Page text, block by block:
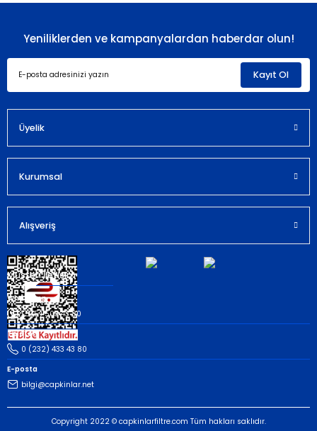
Ürün resmi kalitesiz, bozuk veya görüntülenemiyor.
Bu ürüne benzer farklı alternatifler olmalı.
Yeniliklerden ve kampanyalardan haberdar olun!
Kayıt Ol
Üyelik
Kurumsal
Alışveriş
Müşteri İletişim
Whatsapp
(535) 503 43 80
Telefon
0 (232) 433 43 80
E-posta
bilgi@capkinlar.net
Copyright 2022 © capkinlarfiltre.com Tüm hakları saklıdır.